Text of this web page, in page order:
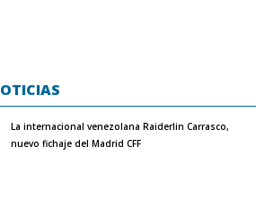
La internacional venezolana Raiderlin Carrasco,
nuevo fichaje del Madrid CFF